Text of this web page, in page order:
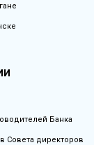
Банка
Совета директоров